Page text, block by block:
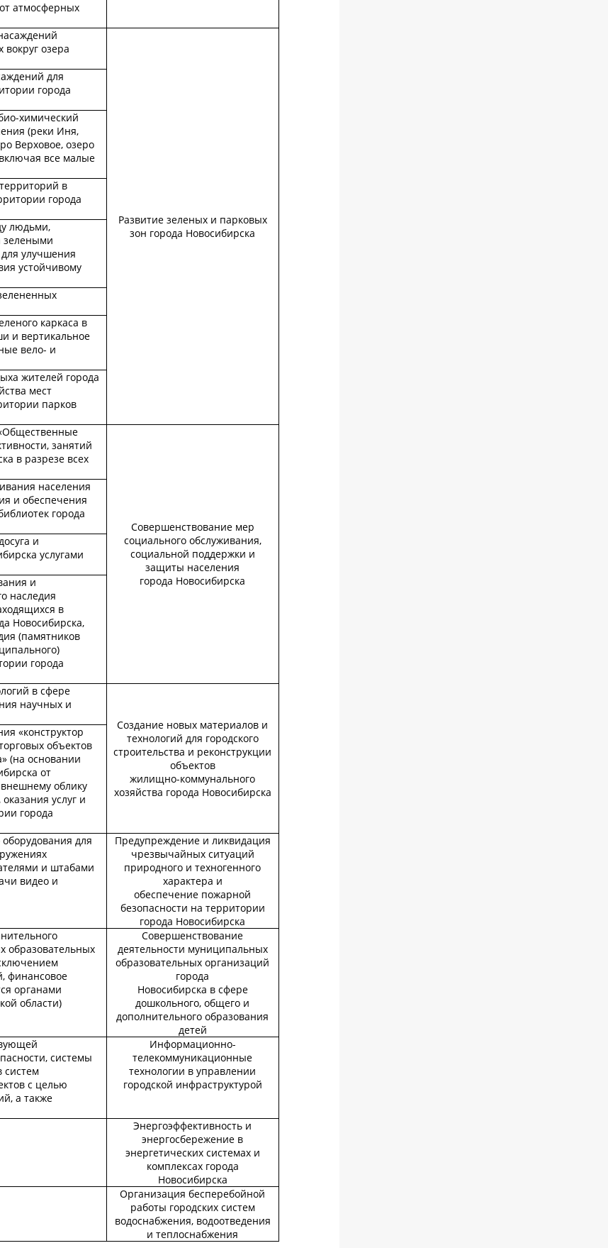
атмосферных
озера
Развитие зеленых и парковых
зон города Новосибирска
для
города
химический
(реки Иня,
Верховое, озеро
все малые
в
города
людьми,
зелеными
улучшения
устойчивому
каркаса в
и вертикальное
вело- и
жителей города
мест
парков
занятий
в разрезе всех
Совершенствование мер
социального обслуживания,
социальной поддержки и
защиты населения
города Новосибирска
населения
и обеспечения
города
и
услугами
и
наследия
в
Новосибирска,
(памятников
города
в сфере
научных и
Создание новых материалов и
технологий для городского
строительства и реконструкции
объектов
жилищно-коммунального
хозяйства города Новосибирска
«конструктор
объектов
(на основании
от
облику
услуг и
города
для
и штабами
видео и
Предупреждение и ликвидация
чрезвычайных ситуаций
природного и техногенного
характера и
обеспечение пожарной
безопасности на территории
города Новосибирска
образовательных
финансовое
органами
области)
Совершенствование
деятельности муниципальных
образовательных организаций
города
Новосибирска в сфере
дошкольного, общего и
дополнительного образования
детей
системы
систем
с целью
а также
Информационно-
телекоммуникационные
технологии в управлении
городской инфраструктурой
Энергоэффективность и
энергосбережение в
энергетических системах и
комплексах города
Новосибирска
Организация бесперебойной
работы городских систем
водоснабжения, водоотведения
и теплоснабжения